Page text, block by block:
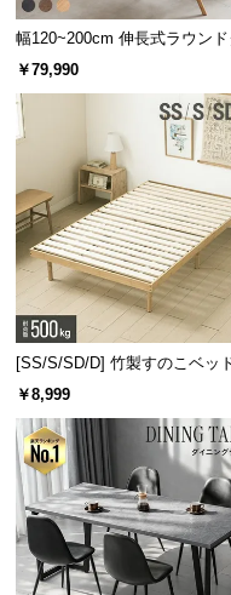
優れた体圧分散が
ポケットコイルは身
部分的な負荷の集中
幅120~200cm 伸長式ラウンド
ニングテーブル 6人掛け 天然
￥79,990
[SS/S/SD/D] 竹製すのこベッ
￥8,999